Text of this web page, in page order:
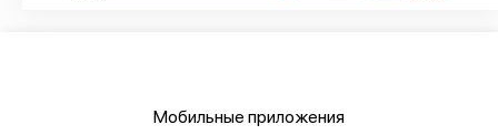
Мобильные приложения